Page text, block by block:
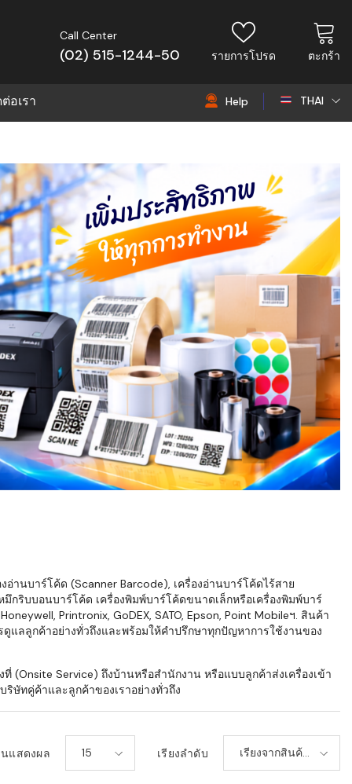
Call Center
(02) 515-1244-50 รายการโปรด ตะกร้า
อเรา Help THAI
EN
านบาร์โค้ด (Scanner Barcode), เครื่องอ่านบาร์โค้ดไร้สาย
กริบบอนบาร์โค้ด เครื่องพิมพ์บาร์โค้ดขนาดเล็กหรือเครื่องพิมพ์บาร์
Printronix, GoDEX, SATO, Epson, Point Mobileฯ. สินค้า
แลลูกค้าอย่างทั่วถึงและพร้อมให้คำปรึกษาทุกปัญหาการใช้งานของ
(Onsite Service) ถึงบ้านหรือสำนักงาน หรือแบบลูกค้าส่งเครื่องเข้า
ษัทคู่ค้าและลูกค้าของเราอย่างทั่วถึง
แสดงผล 15 เรียงลำดับ
เรียงจากสินค้า
ใหม่-เก่า